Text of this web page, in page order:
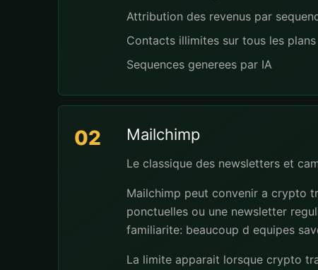
Attribution des revenus par
Contacts illimites sur tous les plans
Sequences generees par IA
02 Mailchimp
Le classique des newsletters et
Mailchimp peut convenir a crypto
ponctuelles ou une newsletter
familiarite: beaucoup d equipes
La limite apparait lorsque crypto